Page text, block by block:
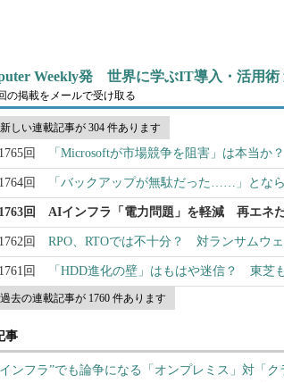
Weekly発 世界に学ぶIT導入・活用術
の掲載をメールで受け取る
新しい連載記事が 304 件あります
1765 「Microsoftが市場競争を阻害」は本当か
1764 「バックアップが無駄だった……」とな
1763 AIインフラ「電力問題」を軽減 再エネ
1762 RPO、RTOでは不十分？ 対ランサムウ
1761 「HDD進化の壁」はもはや迷信？ 東芝
過去の連載記事が 1760 件あります
事
ンフラ”でも論争になる「オンプレミス」対「